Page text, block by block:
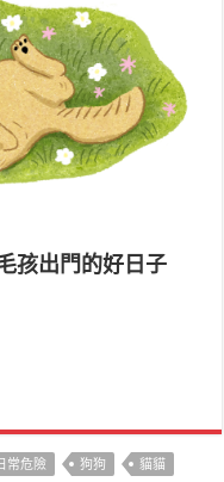
孩出門的好日子
常危險 狗狗
貓貓